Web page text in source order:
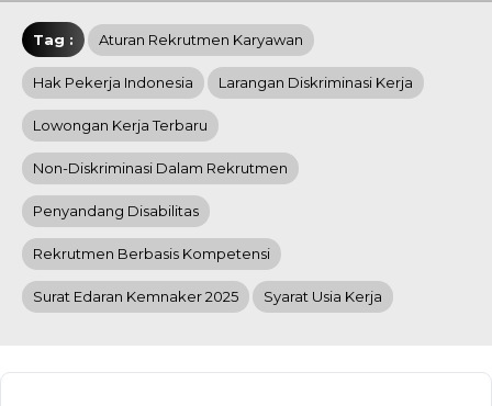
Tag : Aturan Rekrutmen Karyawan
Hak Pekerja Indonesia Larangan Diskriminasi Kerja
Lowongan Kerja Terbaru
Non-Diskriminasi Dalam Rekrutmen
Penyandang Disabilitas
Rekrutmen Berbasis Kompetensi
Surat Edaran Kemnaker 2025 Syarat Usia Kerja